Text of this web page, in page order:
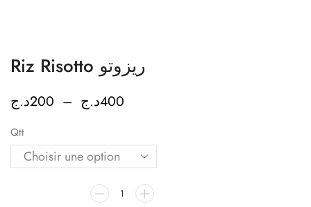
Riz Risotto ريزوتو
200د.ج – 400د.ج
Qtt